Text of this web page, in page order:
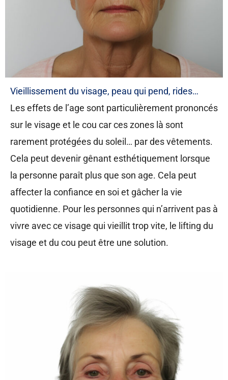
Vieillissement du visage, peau qui pend, rides…
Les effets de l’age sont particulièrement prononcés
sur le visage et le cou car ces zones là sont
rarement protégées du soleil… par des vêtements.
Cela peut devenir gênant esthétiquement lorsque
la personne paraît plus que son age. Cela peut
affecter la confiance en soi et gâcher la vie
quotidienne. Pour les personnes qui n’arrivent pas à
vivre avec ce visage qui vieillit trop vite, le lifting du
visage et du cou peut être une solution.